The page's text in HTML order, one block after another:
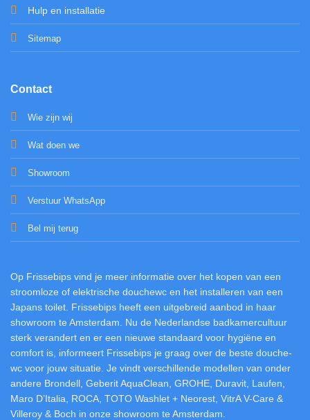
Hulp en installatie
Sitemap
Contact
Wie zijn wij
Wat doen we
Showroom
Verstuur WhatsApp
Bel mij terug
Op Frissebips vind je meer informatie over het kopen van een
stroomloze of elektrische douchewc en het installeren van een
Japans toilet. Frissebips heeft een uitgebreid aanbod in haar
showroom te Amsterdam. Nu de Nederlandse badkamercultuur
sterk verandert en er een nieuwe standaard voor hygiëne en
comfort is, informeert Frissebips je graag over de beste douche-
wc voor jouw situatie. Je vindt verschillende modellen van onder
andere Brondell, Geberit AquaClean, GROHE, Duravit, Laufen,
Maro D’Italia, ROCA, TOTO Washlet + Neorest, VitrA V-Care &
Villeroy & Boch in onze showroom te Amsterdam.